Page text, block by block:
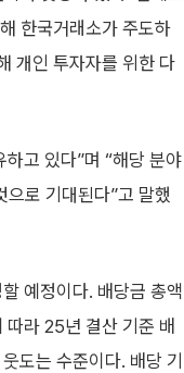
한국거래소가 주도하
개인 투자자를 위한 다
고 있다”며 “해당 분야
로 기대된다”고 말했
예정이다. 배당금 총액
라 25년 결산 기준 배
도는 수준이다. 배당 기